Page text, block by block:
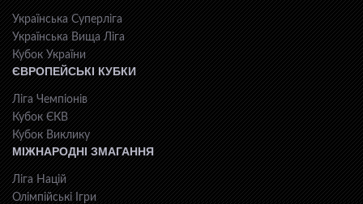
Українська Суперліга
Українська Вища Ліга
Кубок України
ЄВРОПЕЙСЬКІ КУБКИ
Ліга Чемпіонів
Кубок ЄКВ
Кубок Виклику
МІЖНАРОДНІ ЗМАГАННЯ
Ліга Націй
Олімпійські Ігри